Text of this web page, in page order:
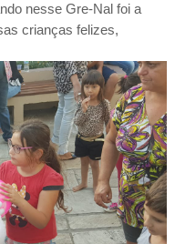
nesse Gre-Nal foi a
crianças felizes,